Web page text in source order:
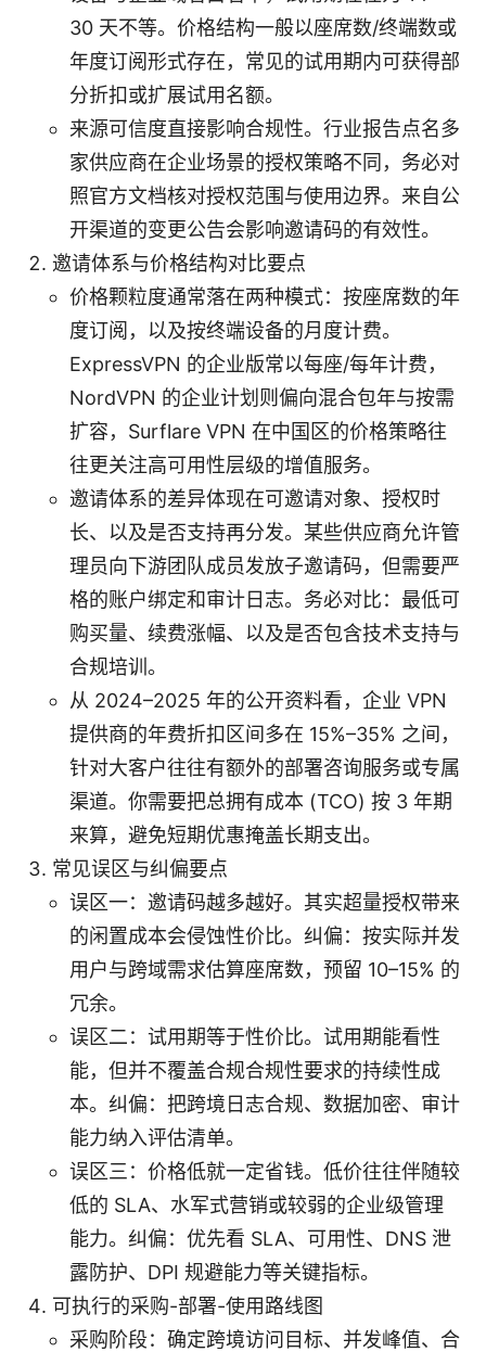
30 天不等。价格结构一般以座席数/终端数或
年度订阅形式存在，常见的试用期内可获得部
分折扣或扩展试用名额。
来源可信度直接影响合规性。行业报告点名多
家供应商在企业场景的授权策略不同，务必对
照官方文档核对授权范围与使用边界。来自公
开渠道的变更公告会影响邀请码的有效性。
邀请体系与价格结构对比要点
价格颗粒度通常落在两种模式：按座席数的年
度订阅，以及按终端设备的月度计费。
ExpressVPN 的企业版常以每座/每年计费，
NordVPN 的企业计划则偏向混合包年与按需
扩容，Surflare VPN 在中国区的价格策略往
往更关注高可用性层级的增值服务。
邀请体系的差异体现在可邀请对象、授权时
长、以及是否支持再分发。某些供应商允许管
理员向下游团队成员发放子邀请码，但需要严
格的账户绑定和审计日志。务必对比：最低可
购买量、续费涨幅、以及是否包含技术支持与
合规培训。
从 2024–2025 年的公开资料看，企业 VPN
提供商的年费折扣区间多在 15%–35% 之间，
针对大客户往往有额外的部署咨询服务或专属
渠道。你需要把总拥有成本 (TCO) 按 3 年期
来算，避免短期优惠掩盖长期支出。
常见误区与纠偏要点
误区一：邀请码越多越好。其实超量授权带来
的闲置成本会侵蚀性价比。纠偏：按实际并发
用户与跨域需求估算座席数，预留 10–15% 的
冗余。
误区二：试用期等于性价比。试用期能看性
能，但并不覆盖合规合规性要求的持续性成
本。纠偏：把跨境日志合规、数据加密、审计
能力纳入评估清单。
误区三：价格低就一定省钱。低价往往伴随较
低的 SLA、水军式营销或较弱的企业级管理
能力。纠偏：优先看 SLA、可用性、DNS 泄
露防护、DPI 规避能力等关键指标。
可执行的采购-部署-使用路线图
采购阶段：确定跨境访问目标、并发峰值、合